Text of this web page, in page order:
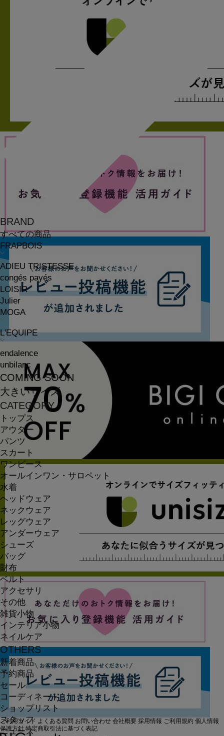
BRAND
すべての商品
FRAPBOIS
ADIEU TRISTESSE
congés payés
LOISIR
Julier
MOGA
L'EQUIPE
endalence
unbilanc
COMING SOON
大きいサイズ
CATEGORY
トップス
アウター
パンツ
スカート
ワンピース
オールインワン・サロペット
水着
ヘッドウェア
ネックウェア
レッグウェア
アンダーウェア
シューズ
バッグ
財布
ベルト
アクセサリ
その他
雑貨小物
インテリア小物
ネイルケア
OTHERS
新着商品
予約商品
セール
コーディネート
ショップリスト
スタッフ
ニュース
ご利用ガイド よくある質問 お問い合わせ 会社概要 採用情報 ご利用規約 個人情報
保護方針 特定商取引法に基づく表記